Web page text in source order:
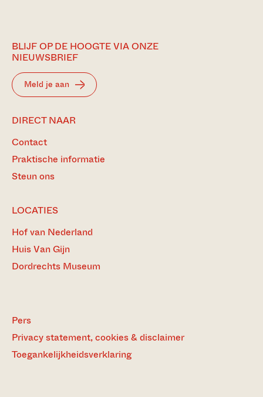
BLIJF OP DE HOOGTE VIA ONZE
NIEUWSBRIEF
Meld je aan
DIRECT NAAR
Contact
Praktische informatie
Steun ons
LOCATIES
Hof van Nederland
Huis Van Gijn
Dordrechts Museum
Pers
Privacy statement, cookies & disclaimer
Toegankelijkheidsverklaring